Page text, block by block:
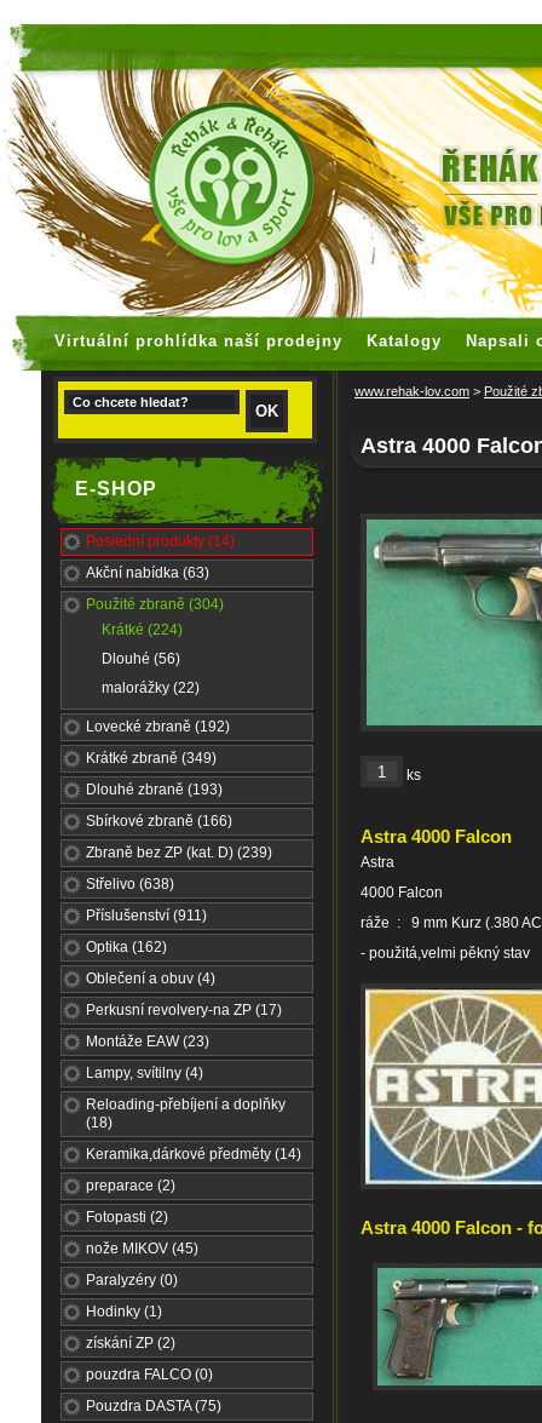
Virtuální prohlídka naší prodejny Katalogy Napsali
E-SHOP
Poslední produkty (14)
Akční nabídka (63)
Použité zbraně (304)
Krátké (224)
Dlouhé (56)
malorážky (22)
Lovecké zbraně (192)
Krátké zbraně (349)
Dlouhé zbraně (193)
Sbírkové zbraně (166)
Zbraně bez ZP (kat. D) (239)
Střelivo (638)
Příslušenství (911)
Optika (162)
Oblečení a obuv (4)
Perkusní revolvery-na ZP (17)
Montáže EAW (23)
Lampy, svítilny (4)
Reloading-přebíjení a doplňky
(18)
Keramika,dárkové předměty (14)
preparace (2)
Fotopasti (2)
nože MIKOV (45)
Paralyzéry (0)
Hodinky (1)
získání ZP (2)
pouzdra FALCO (0)
Pouzdra DASTA (75)
www.rehak-lov.com > Použité
Astra 4000
ks
Astra 4000 Falcon
Astra
4000 Falcon
ráže : 9 mm Kurz (.380
- použitá,velmi pěkný stav
Astra 4000 Falcon -